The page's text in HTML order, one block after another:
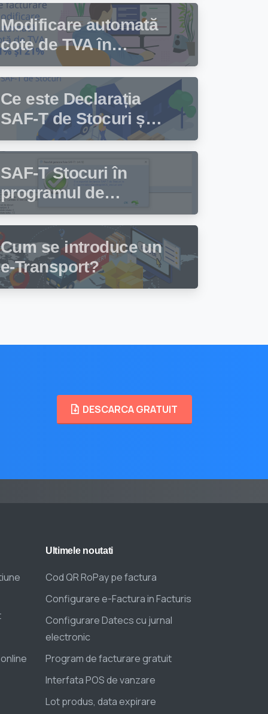
facturare Facturis
Modificare automată
cote de TVA în
programul de
facturare Facturis
Ce este Declarația
SAF-T de Stocuri și
cine trebuie să
depună această
declarație?
SAF-T Stocuri în
programul de
facturare și gestiune
stocuri Facturis
Cum se introduce un
e-Transport?
DESCARCA GRATUIT
Ultimele noutati
Cod QR RoPay pe factura
Configurare e-Factura in Facturis
Configurare Datecs cu jurnal
electronic
Program de facturare gratuit
Interfata POS de vanzare
Lot produs, data expirare